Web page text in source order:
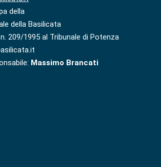
della
della Basilicata
209/1995 al Tribunale di Potenza
Massimo Brancati